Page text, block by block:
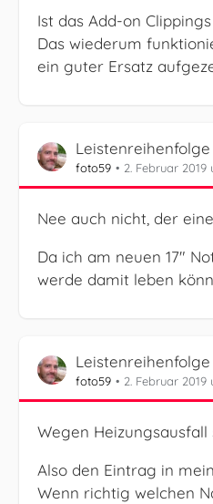
Ist das Add-on
Das wiederum
ein guter Ersatz
foto59 2. Februar 2019
Nee auch nicht, der
Da ich am neuen 17"
werde damit leben
foto59 2. Februar 2019
Wegen
Also den Eintrag in
Wenn richtig welchen